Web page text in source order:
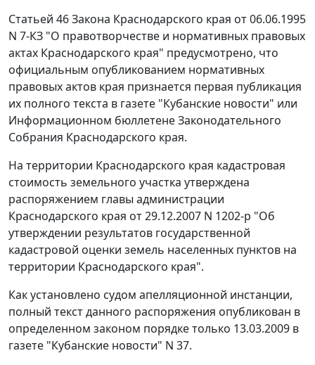
Статьей 46Закона Краснодарского края от 06.06.1995
N 7-КЗ "О правотворчестве и нормативных правовых
актах Краснодарского края" предусмотрено, что
официальным опубликованием нормативных
правовых актов края признается первая публикация
их полного текста в газете "Кубанские новости" или
Информационном бюллетене Законодательного
Собрания Краснодарского края.
На территории Краснодарского края кадастровая
стоимость земельного участка утверждена
распоряжением главы администрации
Краснодарского края от 29.12.2007 N 1202-р "Об
утверждении результатов государственной
кадастровой оценки земель населенных пунктов на
территории Краснодарского края".
Как установлено судом апелляционной инстанции,
полный текст данного распоряжения опубликован в
определенном законом порядке только 13.03.2009 в
газете "Кубанские новости" N 37.